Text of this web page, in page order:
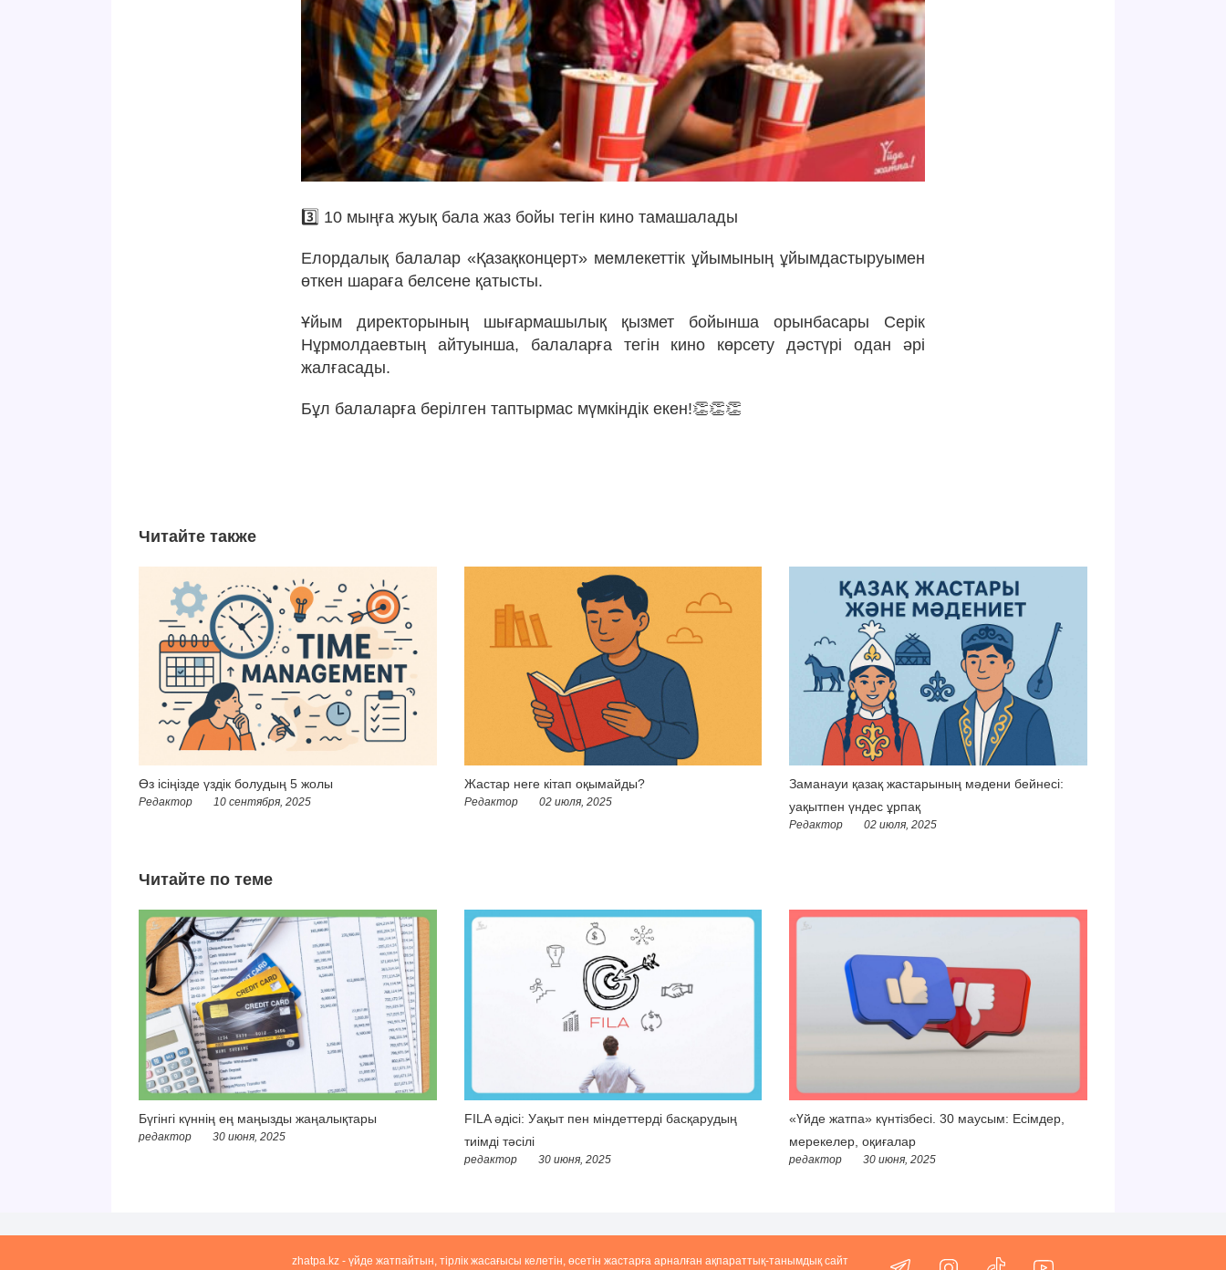
3️⃣ 10 мыңға жуық бала жаз бойы тегін кино тамашалады
Елордалық балалар «Қазақконцерт» мемлекеттік ұйымының ұйымдастыруымен
өткен шараға белсене қатысты.
Ұйым директорының шығармашылық қызмет бойынша орынбасары Серік
Нұрмолдаевтың айтуынша, балаларға тегін кино көрсету дәстүрі одан әрі
жалғасады.
Бұл балаларға берілген таптырмас мүмкіндік екен!👏👏👏
Читайте также
Өз ісіңізде үздік болудың 5 жолы
Редактор 10 сентября, 2025
Жастар неге кітап оқымайды?
Редактор 02 июля, 2025
Заманауи қазақ жастарының мәдени бейнесі:
уақытпен үндес ұрпақ
Редактор 02 июля, 2025
Читайте по теме
Бүгінгі күннің ең маңызды жаңалықтары
редактор 30 июня, 2025
FILA әдісі: Уақыт пен міндеттерді басқарудың
тиімді тәсілі
редактор 30 июня, 2025
«Үйде жатпа» күнтізбесі. 30 маусым: Есімдер,
мерекелер, оқиғалар
редактор 30 июня, 2025
zhatpa.kz - үйде жатпайтын, тірлік жасағысы келетін, өсетін жастарға арналған ақпараттық-танымдық сайт